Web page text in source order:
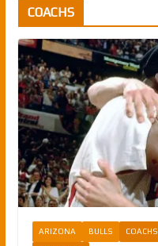
COACHS
ARIZONA BULLS COACHS